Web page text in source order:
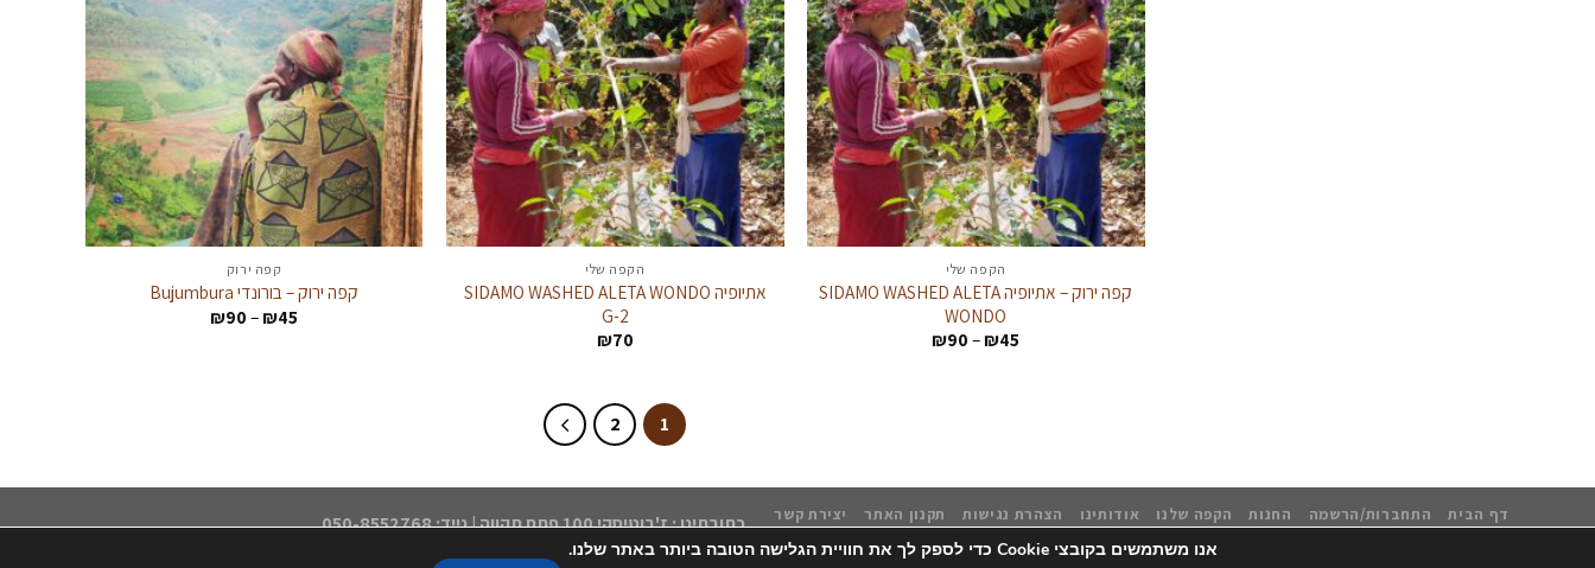
הקפה שלי
קפה ירוק – אתיופיה SIDAMO WASHED ALETA
WONDO
₪45
–
₪90 טווח
הקפה שלי
אתיופיה SIDAMO WASHED ALETA WONDO
G-2
₪70
קפה ירוק
קפה ירוק – בורונדי Bujumbura
₪45
–
₪90 טווח
1
2
כתובתינו : ז'בוטיסקי 100 פתח תקווה | נייד: 050-8552768
כל הזכויות שמורות 2026 ©
דף הבית התחברות/הרשמה החנות הקפה שלנו אודותינו הצהרת נגישות תקנון האתר יצירת קשר
אנו משתמשים בקובצי Cookie כדי לספק לך את חוויית הגלישה הטובה ביותר באתר שלנו.